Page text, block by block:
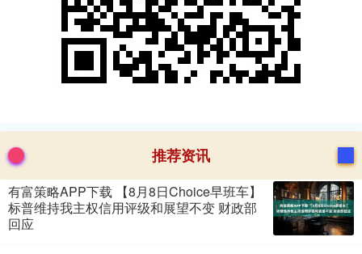
推荐资讯
有富策略APP下载 【8月8日Choice早班车】
标普维持我主权信用评级和展望不变 财政部
回应